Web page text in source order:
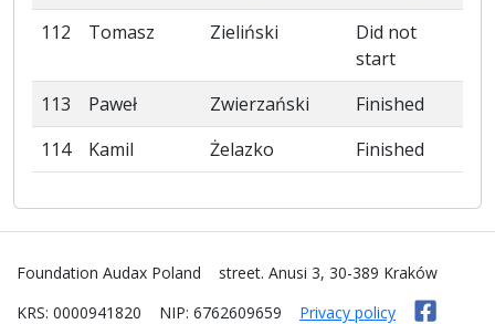
112
Tomasz Zieliński
Did not
start
113
Paweł Zwierzański
Finished
114
Kamil Żelazko Finished
Foundation Audax Poland
street. Anusi 3, 30-389 Kraków
KRS: 0000941820
NIP: 6762609659 Privacy policy